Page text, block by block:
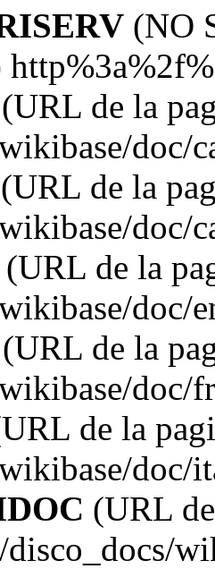
(NO
(URL de la
(URL de la
doc/
(URL de la
(URL de la
de la
(URL
disco_docs/